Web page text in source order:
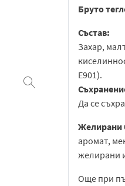
Бруто
Състав:
Захар,
E901).
Да се
Желирани
аромат,
желирани
Още при